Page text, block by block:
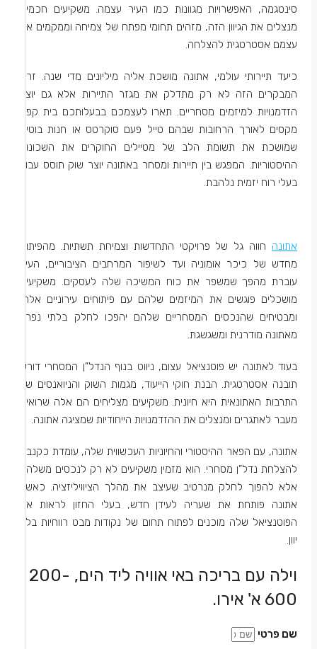
סינטגמה, האפשרויות מגוונות כמו העיר עצמה. משקיעים חכמים
מנצלים את הגיוון הזה, מזהים תחומי מפתח של צמיחה וממקמים את
עצמם אסטרטגית להצלחה.
כיעד תיירותי עולמי, אתונה מושכת אליה מיליונים מדי שנה. זרם
המבקרים הזה לא רק מתדלק את מגזר התיירות אלא גם יוצר
הזדמנויות למיזמים מסחריים. תארו לעצמכם בבעלותכם בית קפה
מקסים לאורך הרחובות שבהם טייל פעם סוקרטס או חנות בוטיק
שמושכת את תשומת הלב של מטיילים החוקרים את השכונות
ההיסטוריות. המפגש בין תיירות ומסחר באתונה יוצר שוק תוסס עבור
בעלי רוח יזמית נלהבת.
אתונה חווה גל של פרויקטי התחדשות וצמיחת תשתיות. מהפיתוח
מחדש של כיכר אומוניה ועד לשיפור המרחבים הציבוריים, העיר
עוברת מהפך שמשפר את כוח המשיכה שלה לעסקים. משקיעים
מושכלים פוגשים את המיזמים שלהם עם פיתוחים עירוניים אלה,
ומבטיחים שהנכסים המסחריים שלהם יהפכו לחלק בלתי נפרד
מאתונה מודרנית ומשגשגת.
בעוד לאתונה יש פוטנציאל עצום, ניווט בנוף הנדל”ן המסחרי דורש
תובנה אסטרטגית. הבנת חוקי הייעוד, מגמות השוק והניואנסים של
התרבות האתונאית היא חיונית. משקיעים מצליחים הם אלה שרואים
מעבר לאתגרים ומנצלים את ההזדמנויות הייחודיות שמציגה אתונה.
אתונה, עם הפאר ההיסטורי והחיוניות העכשווית שלה, עומדת כקנבס
להצלחת נדל”ן מסחרי. הוא מזמין משקיעים לא רק לנכסים משלהם
אלא להפוך לחלק מנרטיב שעיצב את מהלך הציוויליזציה. כאשר
אתונה פותחת את שעריה לעידן חדש, בעלי החזון לראות את
הפוטנציאל שלה מוכנים לפתוח תחום של נקודות מבט רווחיות בלב
יוון.
וילה עם בריכה באי אוויה ליד הים, 200-
600 א' אירו.
שם פרטי